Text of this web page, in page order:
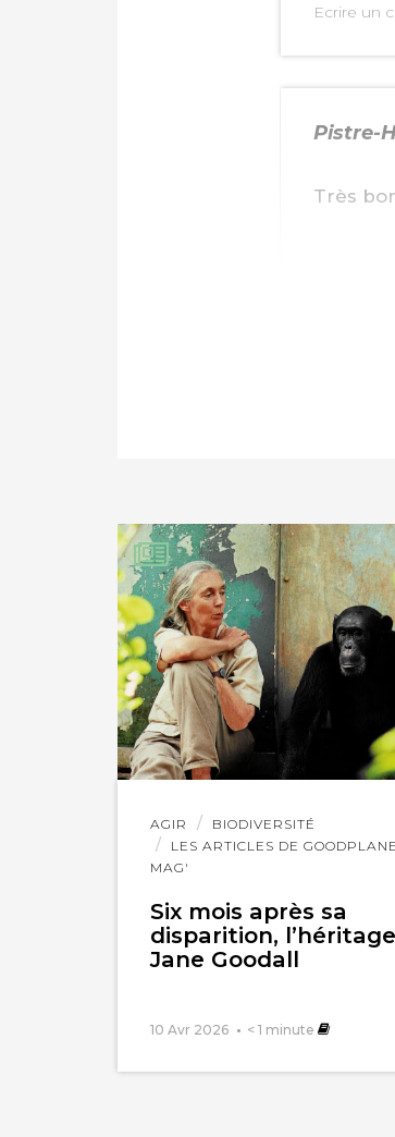
IMPRIMER
Ecrire un
Pistre-
Très
AGIR
BIODIVERSITÉ
LES ARTICLES DE
MAG'
Six mois après sa
disparition,
Jane Goodall
10 Avr 2026 < 1 minute
Lire
l'article